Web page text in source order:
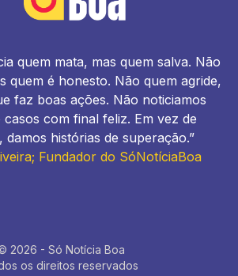
quem mata, mas quem salva. Não
quem é honesto. Não quem agride,
faz boas ações. Não noticiamos
casos com final feliz. Em vez de
damos histórias de superação.”
Fundador do SóNotíciaBoa
2026 - Só Notícia Boa
os direitos reservados